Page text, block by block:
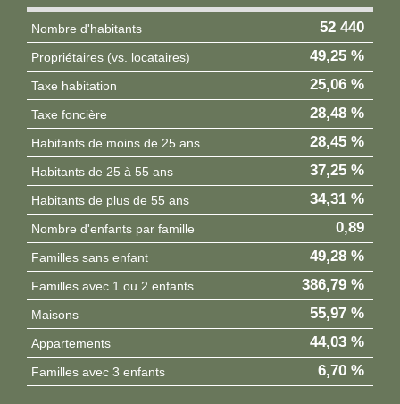
Nombre d'habitants 52 440
Propriétaires (vs. locataires) 49,25 %
Taxe habitation 25,06 %
Taxe foncière 28,48 %
Habitants de moins de 25 ans 28,45 %
Habitants de 25 à 55 ans 37,25 %
Habitants de plus de 55 ans 34,31 %
Nombre d'enfants par famille 0,89
Familles sans enfant 49,28 %
Familles avec 1 ou 2 enfants 386,79 %
Maisons 55,97 %
Appartements 44,03 %
Familles avec 3 enfants 6,70 %